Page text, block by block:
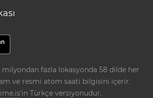
milyondan fazla lokasyonda 58 dilde her
ve resmi atom saati bilgisini içerir.
'in Türkçe versiyonudur.